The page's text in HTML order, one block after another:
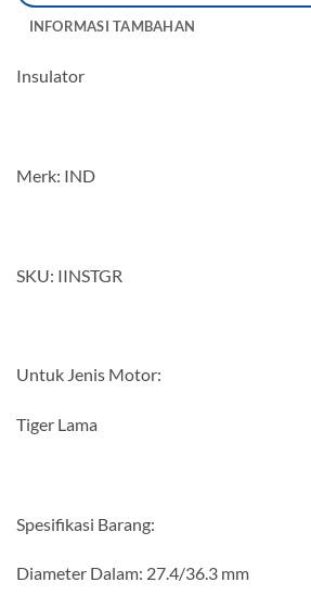
INFORMASI TAMBAHAN
Insulator
Merk: IND
SKU: IINSTGR
Untuk Jenis Motor:
Tiger Lama
Spesifikasi Barang:
Diameter Dalam: 27.4/36.3 mm